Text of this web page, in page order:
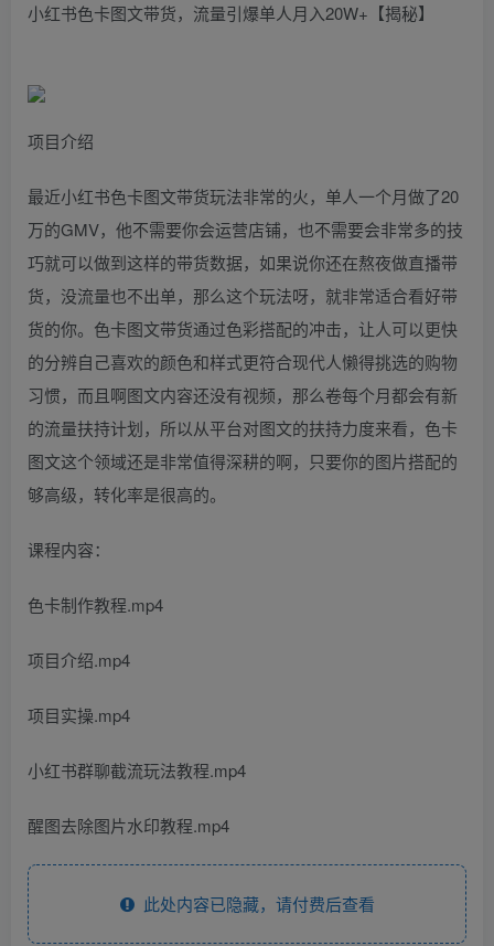
小红书色卡图文带货，流量引爆单人月入20W+【揭秘】
项目介绍
最近小红书色卡图文带货玩法非常的火，单人一个月做了20
万的GMV，他不需要你会运营店铺，也不需要会非常多的技
巧就可以做到这样的带货数据，如果说你还在熬夜做直播带
货，没流量也不出单，那么这个玩法呀，就非常适合看好带
货的你。色卡图文带货通过色彩搭配的冲击，让人可以更快
的分辨自己喜欢的颜色和样式更符合现代人懒得挑选的购物
习惯，而且啊图文内容还没有视频，那么卷每个月都会有新
的流量扶持计划，所以从平台对图文的扶持力度来看，色卡
图文这个领域还是非常值得深耕的啊，只要你的图片搭配的
够高级，转化率是很高的。
课程内容：
色卡制作教程.mp4
项目介绍.mp4
项目实操.mp4
小红书群聊截流玩法教程.mp4
醒图去除图片水印教程.mp4
此处内容已隐藏，请付费后查看